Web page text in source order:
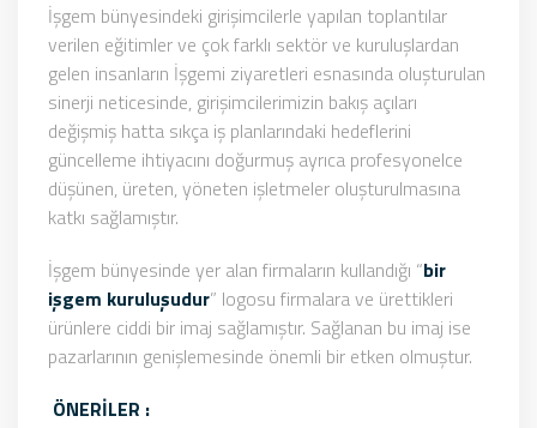
İşgem bünyesindeki girişimcilerle yapılan toplantılar
verilen eğitimler ve çok farklı sektör ve kuruluşlardan
gelen insanların İşgemi ziyaretleri esnasında oluşturulan
sinerji neticesinde, girişimcilerimizin bakış açıları
değişmiş hatta sıkça iş planlarındaki hedeflerini
güncelleme ihtiyacını doğurmuş ayrıca profesyonelce
düşünen, üreten, yöneten işletmeler oluşturulmasına
katkı sağlamıştır.
İşgem bünyesinde yer alan firmaların kullandığı “bir
işgem kuruluşudur” logosu firmalara ve ürettikleri
ürünlere ciddi bir imaj sağlamıştır. Sağlanan bu imaj ise
pazarlarının genişlemesinde önemli bir etken olmuştur.
ÖNERİLER :